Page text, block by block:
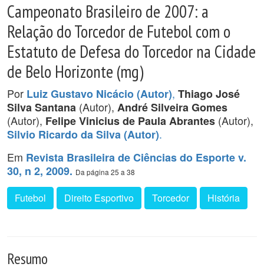
Campeonato Brasileiro de 2007: a
Relação do Torcedor de Futebol com o
Estatuto de Defesa do Torcedor na Cidade
de Belo Horizonte (mg)
Por Luiz Gustavo Nicácio (Autor), Thiago José
Silva Santana (Autor), André Silveira Gomes
(Autor), Felipe Vinicius de Paula Abrantes (Autor),
Silvio Ricardo da Silva (Autor).
Em Revista Brasileira de Ciências do Esporte v.
30, n 2, 2009. Da página 25 a 38
Futebol Direito Esportivo Torcedor História
Resumo